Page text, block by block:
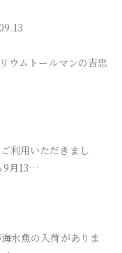
ウムトールマンの吉忠
利用いただきまし
9月13…
水魚の入荷がありま